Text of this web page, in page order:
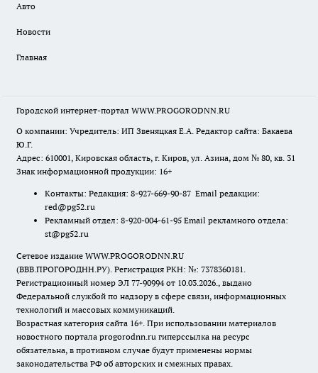
Авто
Новости
Главная
Городской интернет-портал WWW.PROGORODNN.RU
О компании: Учредитель: ИП Звеняцкая Е.А. Редактор сайта: Бакаева
Ю.Г.
Адрес: 610001, Кировская область, г. Киров, ул. Азина, дом № 80, кв. 31
Знак информационной продукции: 16+
Контакты: Редакция: 8-927-669-90-87 Email редакции:
red@pg52.ru
Рекламный отдел: 8-920-004-61-95 Email рекламного отдела:
st@pg52.ru
Сетевое издание WWW.PROGORODNN.RU
(ВВВ.ПРОГОРОДНН.РУ). Регистрация РКН: №: 7378360181.
Регистрационный номер ЭЛ 77-90994 от 10.03.2026., выдано
Федеральной службой по надзору в сфере связи, информационных
технологий и массовых коммуникаций.
Возрастная категория сайта 16+. При использовании материалов
новостного портала progorodnn.ru гиперссылка на ресурс
обязательна, в противном случае будут применены нормы
законодательства РФ об авторских и смежных правах.